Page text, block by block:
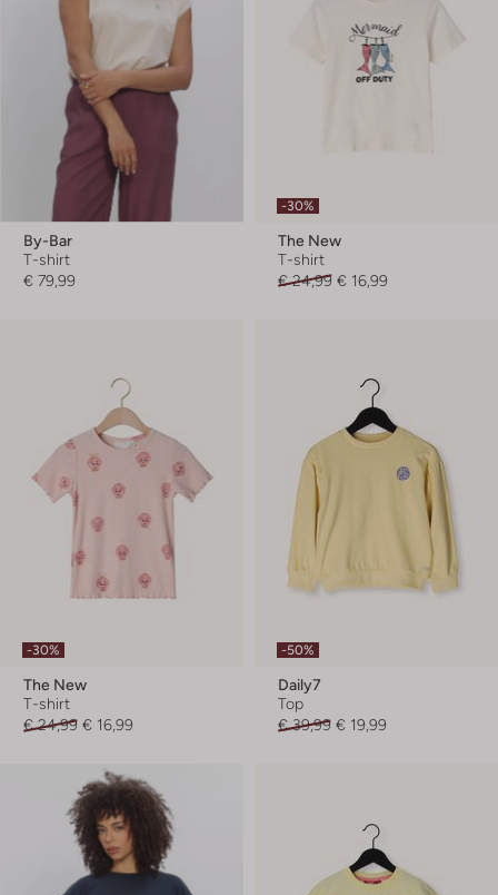
By-Bar
T-shirt
€ 79,99
-30%
The New
T-shirt
€ 24,99 € 16,99
-30%
The New
T-shirt
€ 24,99 € 16,99
-50%
Daily7
Top
€ 39,99 € 19,99